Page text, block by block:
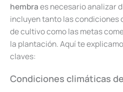
hembraes necesario analizar
incluyen tanto las condiciones
de cultivo como las metas
la plantación. Aquí te
claves:
Condiciones climáticas